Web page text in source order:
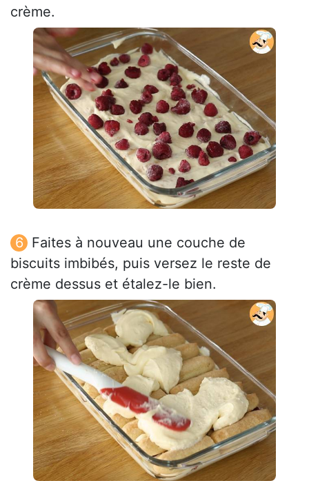
crème.
Faites à nouveau une couche de
biscuits imbibés, puis versez le reste de
crème dessus et étalez-le bien.